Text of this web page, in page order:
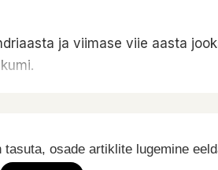
ja viimase viie aasta
osade artiklite lugemine